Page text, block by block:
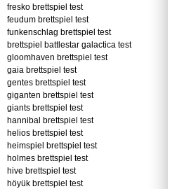
fresko brettspiel test
feudum brettspiel test
funkenschlag brettspiel test
brettspiel battlestar galactica test
gloomhaven brettspiel test
gaia brettspiel test
gentes brettspiel test
giganten brettspiel test
giants brettspiel test
hannibal brettspiel test
helios brettspiel test
heimspiel brettspiel test
holmes brettspiel test
hive brettspiel test
höyük brettspiel test